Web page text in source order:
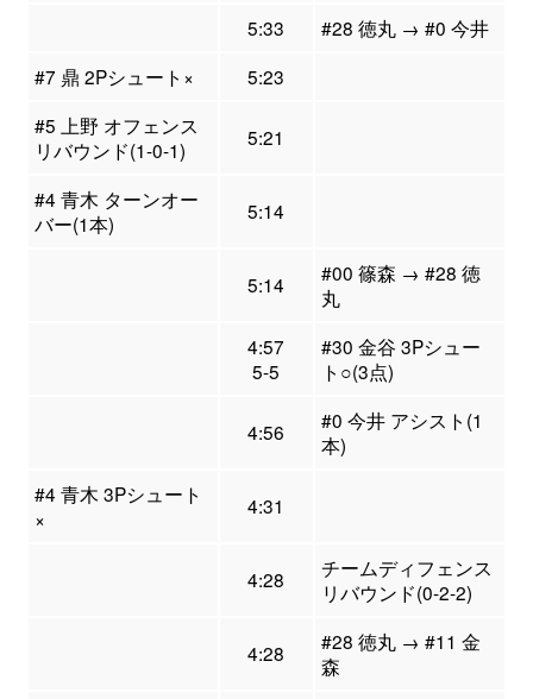
5:33
#28 徳丸 → #0 今井
#7 鼎 2Pシュート×
5:23
#5 上野 オフェンス
リバウンド(1-0-1)
5:21
#4 青木 ターンオー
バー(1本)
5:14
5:14
#00 篠森 → #28 徳
丸
4:57
5-5
#30 金谷 3Pシュー
ト○(3点)
4:56
#0 今井 アシスト(1
本)
#4 青木 3Pシュート
×
4:31
4:28
チームディフェンス
リバウンド(0-2-2)
4:28
#28 徳丸 → #11 金
森